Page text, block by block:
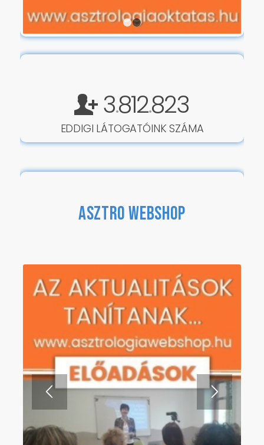
3.812.823
EDDIGI LÁTOGATÓINK SZÁMA
ASZTRO WEBSHOP